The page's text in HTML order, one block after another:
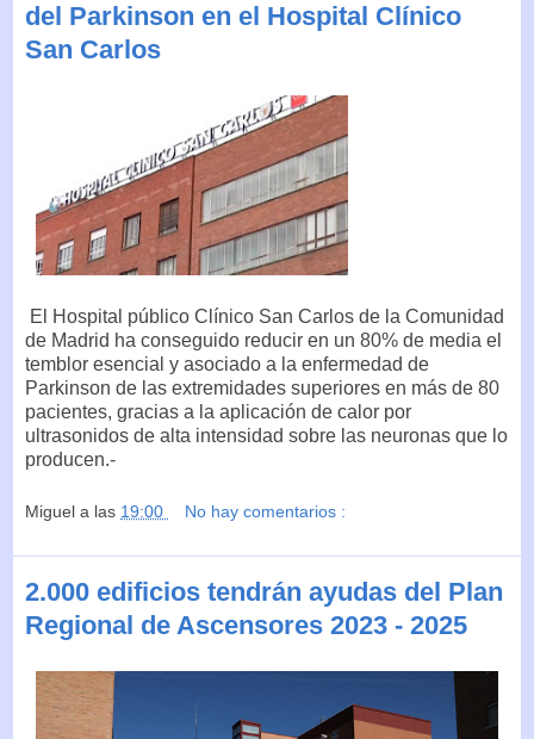
del Parkinson en el Hospital Clínico
San Carlos
El Hospital público Clínico San Carlos de la Comunidad
de Madrid ha conseguido reducir en un 80% de media el
temblor esencial y asociado a la enfermedad de
Parkinson de las extremidades superiores en más de 80
pacientes, gracias a la aplicación de calor por
ultrasonidos de alta intensidad sobre las neuronas que lo
producen.-
Miguel a las 19:00 No hay comentarios :
2.000 edificios tendrán ayudas del Plan
Regional de Ascensores 2023 - 2025